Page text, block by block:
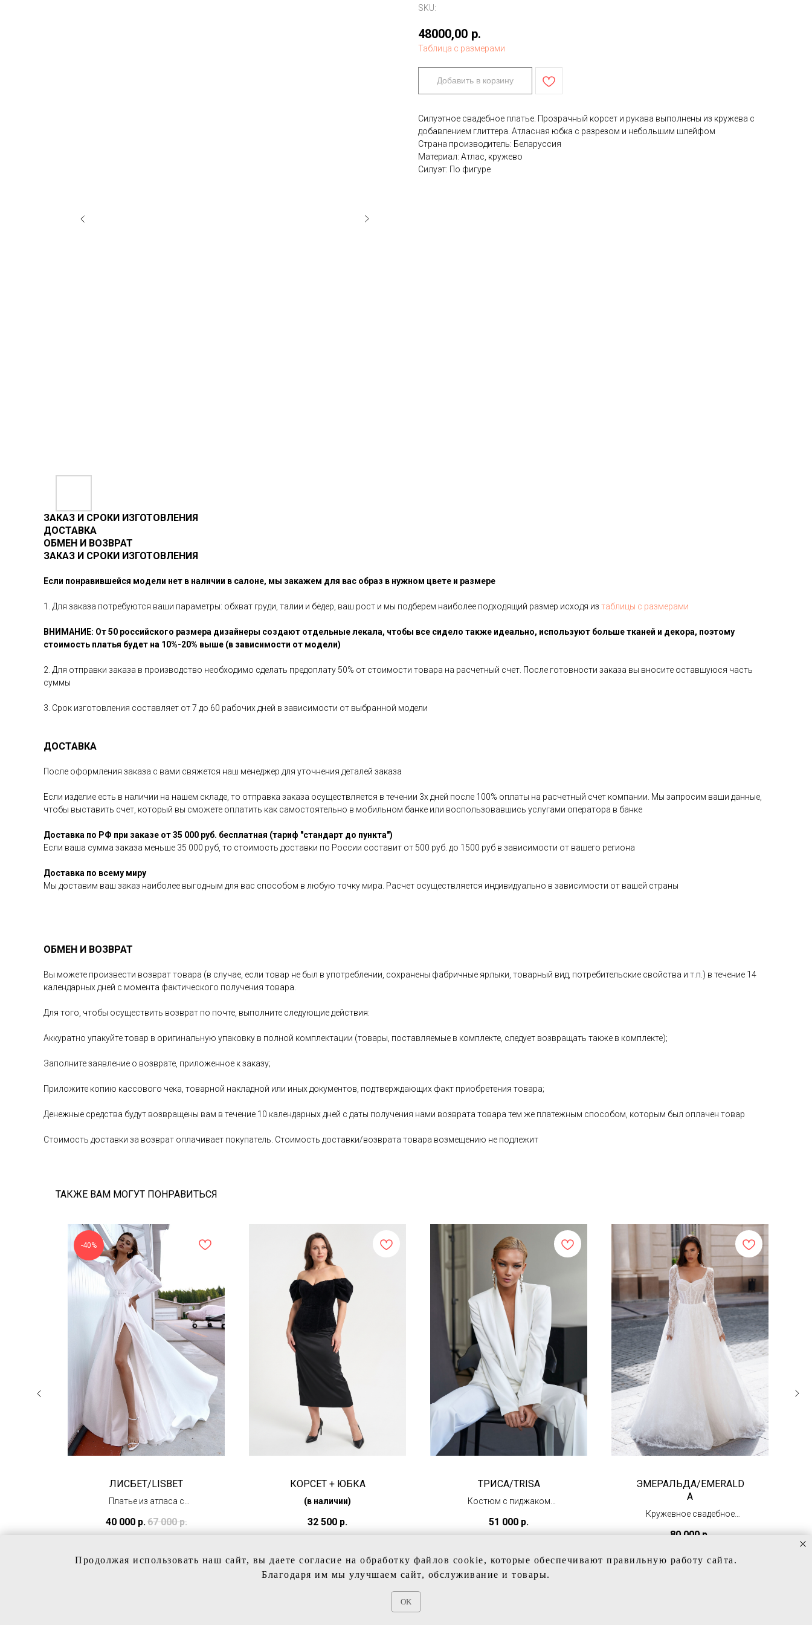
SKU:
48000,00 р.
Таблица с размерами
Добавить в корзину
Силуэтное свадебное платье. Прозрачный корсет и рукава выполнены из кружева с
добавлением глиттера. Атласная юбка с разрезом и небольшим шлейфом
Страна производитель: Беларуссия
Материал: Атлас, кружево
Силуэт: По фигуре
ЗАКАЗ И СРОКИ ИЗГОТОВЛЕНИЯ
ДОСТАВКА
ОБМЕН И ВОЗВРАТ
ЗАКАЗ И СРОКИ ИЗГОТОВЛЕНИЯ
Если понравившейся модели нет в наличии в салоне, мы закажем для вас образ в нужном цвете и размере
1. Для заказа потребуются ваши параметры: обхват груди, талии и бёдер, ваш рост и мы подберем наиболее подходящий размер исходя из таблицы с размерами
ВНИМАНИЕ: От 50 российского размера дизайнеры создают отдельные лекала, чтобы все сидело также идеально, используют больше тканей и декора, поэтому
стоимость платья будет на 10%-20% выше (в зависимости от модели)
2. Для отправки заказа в производство необходимо сделать предоплату 50% от стоимости товара на расчетный счет. После готовности заказа вы вносите оставшуюся часть
суммы
3. Срок изготовления составляет от 7 до 60 рабочих дней в зависимости от выбранной модели
ДОСТАВКА
После оформления заказа с вами свяжется наш менеджер для уточнения деталей заказа
Если изделие есть в наличии на нашем складе, то отправка заказа осуществляется в течении 3х дней после 100% оплаты на расчетный счет компании. Мы запросим ваши данные,
чтобы выставить счет, который вы сможете оплатить как самостоятельно в мобильном банке или воспользовавшись услугами оператора в банке
Доставка по РФ при заказе от 35 000 руб. бесплатная (тариф "стандарт до пункта")
Если ваша сумма заказа меньше 35 000 руб, то стоимость доставки по России составит от 500 руб. до 1500 руб в зависимости от вашего региона
Доставка по всему миру
Мы доставим ваш заказ наиболее выгодным для вас способом в любую точку мира. Расчет осуществляется индивидуально в зависимости от вашей страны
ОБМЕН И ВОЗВРАТ
Вы можете произвести возврат товара (в случае, если товар не был в употреблении, сохранены фабричные ярлыки, товарный вид, потребительские свойства и т.п.) в течение 14
календарных дней с момента фактического получения товара.
Для того, чтобы осуществить возврат по почте, выполните следующие действия:
Аккуратно упакуйте товар в оригинальную упаковку в полной комплектации (товары, поставляемые в комплекте, следует возвращать также в комплекте);
Заполните заявление о возврате, приложенное к заказу;
Приложите копию кассового чека, товарной накладной или иных документов, подтверждающих факт приобретения товара;
Денежные средства будут возвращены вам в течение 10 календарных дней с даты получения нами возврата товара тем же платежным способом, которым был оплачен товар
Стоимость доставки за возврат оплачивает покупатель. Стоимость доставки/возврата товара возмещению не подлежит
ТАКЖЕ ВАМ МОГУТ ПОНРАВИТЬСЯ
-40%
ЛИСБЕТ/LISBET
Платье из атласа с
(в наличии в Тц
40 000 р.67 000 р.
КОРСЕТ + ЮБКА
(в наличии)
32 500 р.
ТРИСА/TRISA
Костюм с пиджаком
(под заказ)
51 000 р.
ЭМЕРАЛЬДА/EMERALD
A
Кружевное свадебное
80 000 р.
Продолжая использовать наш сайт, вы даете согласие на обработку файлов cookie, которые обеспечивают правильную работу сайта.
Благодаря им мы улучшаем сайт, обслуживание и товары.
OK